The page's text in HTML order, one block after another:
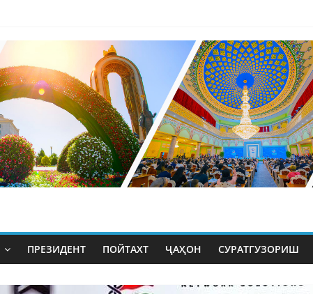
ПРЕЗИДЕНТ ПОЙТАХТ ҶАҲОН СУРАТГУЗОРИШ